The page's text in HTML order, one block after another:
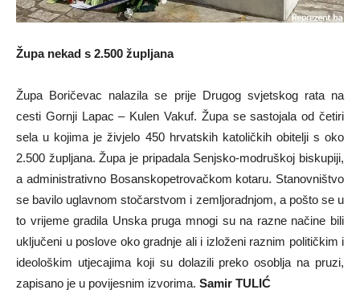
Župa nekad s 2.500 župljana
Župa Boričevac nalazila se prije Drugog svjetskog rata na
cesti Gornji Lapac – Kulen Vakuf. Župa se sastojala od četiri
sela u kojima je živjelo 450 hrvatskih katoličkih obitelji s oko
2.500 župljana. Župa je pripadala Senjsko-modruškoj biskupiji,
a administrativno Bosanskopetrovačkom kotaru. Stanovništvo
se bavilo uglavnom stočarstvom i zemljoradnjom, a pošto se u
to vrijeme gradila Unska pruga mnogi su na razne načine bili
uključeni u poslove oko gradnje ali i izloženi raznim političkim i
ideološkim utjecajima koji su dolazili preko osoblja na pruzi,
zapisano je u povijesnim izvorima. Samir TULIĆ